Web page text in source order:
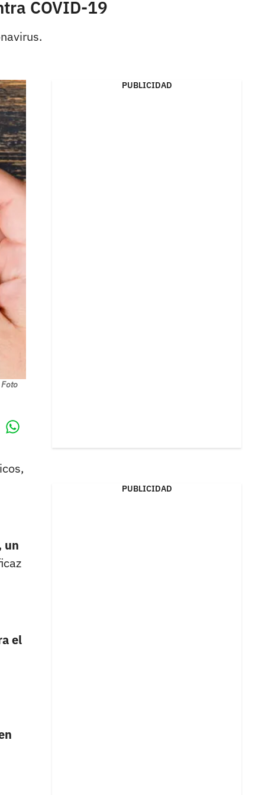
COVID-19
un
el
PUBLICIDAD
PUBLICIDAD